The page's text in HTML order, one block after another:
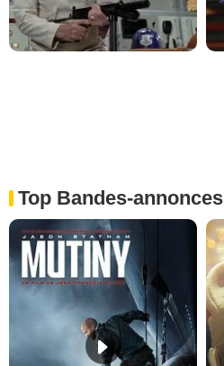
Top Bandes-annonces